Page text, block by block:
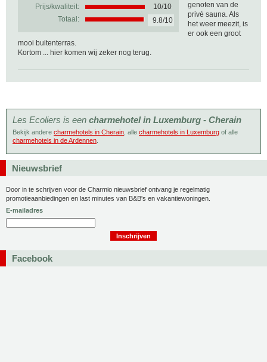
Prijs/kwaliteit:
10/10
Totaal:
9.8/10
genoten van de
privé sauna. Als
het weer meezit, is
er ook een groot
mooi buitenterras.
Kortom ... hier komen wij zeker nog terug.
Les Ecoliers is een charmehotel in Luxemburg - Cherain
Bekijk andere charmehotels in Cherain , alle charmehotels in Luxemburg of alle
charmehotels in de Ardennen
Nieuwsbrief
Door in te schrijven voor de Charmio nieuwsbrief ontvang je regelmatig
promotieaanbiedingen en last minutes van B&B's en vakantiewoningen.
E-mailadres
Facebook